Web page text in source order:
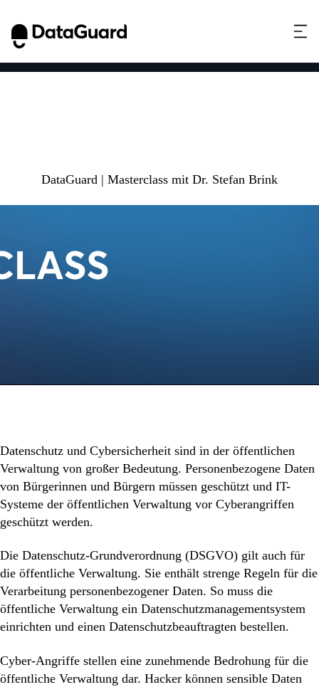
DataGuard | Masterclass mit Dr. Stefan Brink
Datenschutz und Cybersicherheit sind in der öffentlichen
Verwaltung von großer Bedeutung. Personenbezogene Daten
von Bürgerinnen und Bürgern müssen geschützt und IT-
Systeme der öffentlichen Verwaltung vor Cyberangriffen
geschützt werden.
Die Datenschutz-Grundverordnung (DSGVO) gilt auch für
die öffentliche Verwaltung. Sie enthält strenge Regeln für die
Verarbeitung personenbezogener Daten. So muss die
öffentliche Verwaltung ein Datenschutzmanagementsystem
einrichten und einen Datenschutzbeauftragten bestellen.
Cyber-Angriffe stellen eine zunehmende Bedrohung für die
öffentliche Verwaltung dar. Hacker können sensible Daten